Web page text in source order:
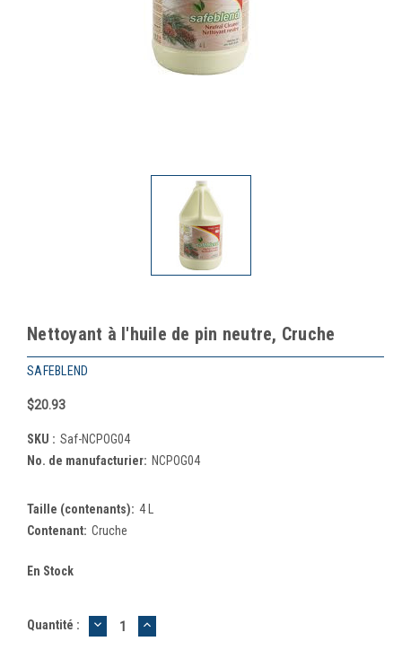
Nettoyant à l'huile de pin neutre, Cruche
SAFEBLEND
$20.93
SKU : Saf-NCPOG04
No. de manufacturier: NCPOG04
Taille (contenants): 4 L
Contenant: Cruche
En Stock
Quantité : DIMINUER
LA
AUGMENTER
LA